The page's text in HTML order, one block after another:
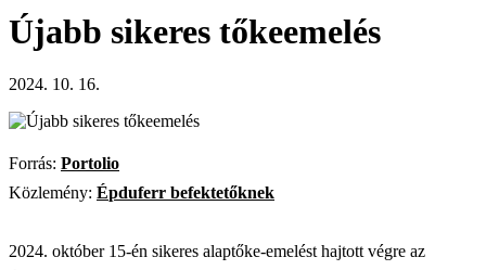
Újabb sikeres tőkeemelés
2024. 10. 16.
Forrás: Portolio
Közlemény: Épduferr befektetőknek
2024. október 15-én sikeres alaptőke-emelést hajtott végre az